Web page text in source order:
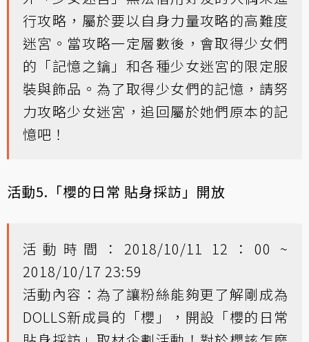
行攻略，屬於要以自身力量攻略的高難度
迷宮。當攻略一定層數後，會取得少女們
的「記憶之鑰」和各種少女迷宮的限定服
裝與飾品。為了取得少女們的記憶，請努
力攻略少女迷宮，追回屬於她們原本的記
憶吧！
活動5.「櫻的日常 貼身採訪」開放
活動時間：2018/10/11 12：00 ~
2018/10/17 23:59
活動內容：為了讓粉絲能夠更了解剛成為
DOLLS新成員的「櫻」，開設「櫻的日常